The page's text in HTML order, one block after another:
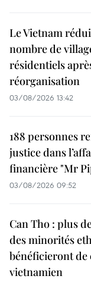
Le Vietnam
nombre de
résidentiels
réorganisation
03/08/2026 13:42
188 personnes
justice dans
financière "Mr
03/08/2026 09:52
Can Tho : plus
des minorités
bénéficieront
vietnamien